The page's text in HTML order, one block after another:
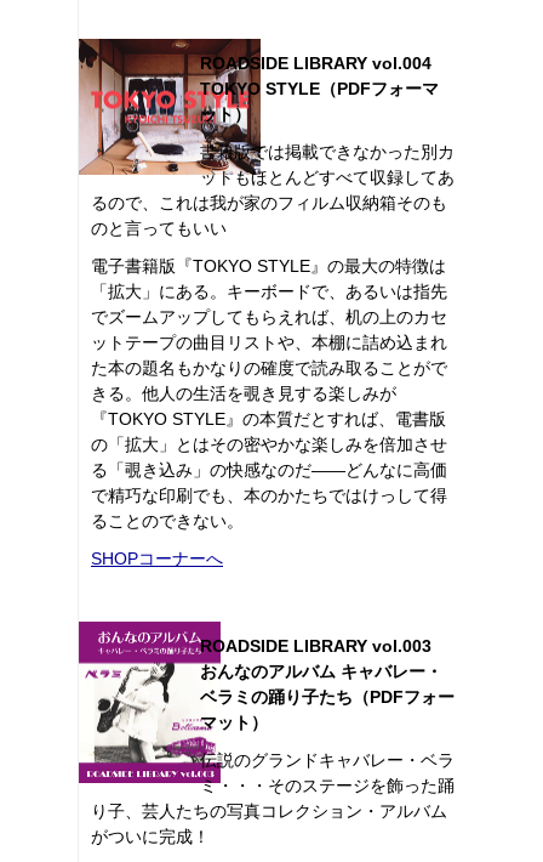
ROADSIDE LIBRARY vol.004
TOKYO STYLE（PDFフォーマ
ット）
書籍版では掲載できなかった別カ
ットもほとんどすべて収録してあ
るので、これは我が家のフィルム収納箱そのも
のと言ってもいい
電子書籍版『TOKYO STYLE』の最大の特徴は
「拡大」にある。キーボードで、あるいは指先
でズームアップしてもらえれば、机の上のカセ
ットテープの曲目リストや、本棚に詰め込まれ
た本の題名もかなりの確度で読み取ることがで
きる。他人の生活を覗き見する楽しみが
『TOKYO STYLE』の本質だとすれば、電書版
の「拡大」とはその密やかな楽しみを倍加させ
る「覗き込み」の快感なのだ――どんなに高価
で精巧な印刷でも、本のかたちではけっして得
ることのできない。
SHOPコーナーへ
ROADSIDE LIBRARY vol.003
おんなのアルバム キャバレー・
ベラミの踊り子たち（PDFフォー
マット）
伝説のグランドキャバレー・ベラ
ミ・・・そのステージを飾った踊
り子、芸人たちの写真コレクション・アルバム
がついに完成！